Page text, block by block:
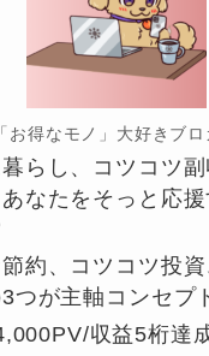
「お得なモノ」大好きブロ
らし、コツコツ
なたをそっと応
約、コツコツ投
つが主軸コンセプ
収益5桁達